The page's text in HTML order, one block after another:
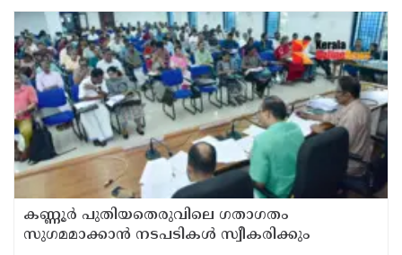
കണ്ണൂർ പുതിയതെരുവിലെ ഗതാഗതം
സുഗമമാക്കാന്‍ നടപടികള്‍ സ്വീകരിക്കും